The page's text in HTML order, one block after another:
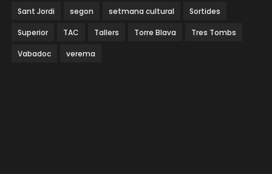
Sant Jordi segon setmana cultural Sortides
Superior TAC Tallers Torre Blava Tres Tombs
Vabadoc verema